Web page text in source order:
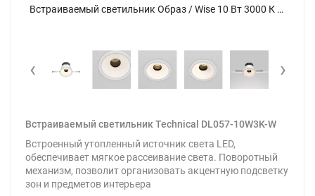
Встраиваемый светильник Образ / Wise 10 Вт 3000 К 36° (Белый) DL057-10W3K-W - фото
‹ ›
Встраиваемый светильник Technical DL057-10W3K-W
Встроенный утопленный источник света LED,
обеспечивает мягкое рассеивание света. Поворотный
механизм, позволит организовать акцентную подсветку
зон и предметов интерьера